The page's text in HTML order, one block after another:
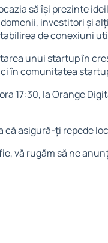
să își prezinte
investitori și
de conexiuni
unui startup în
în comunitatea
17:30, la Orange
că asigură-ți repede
vă rugăm să ne